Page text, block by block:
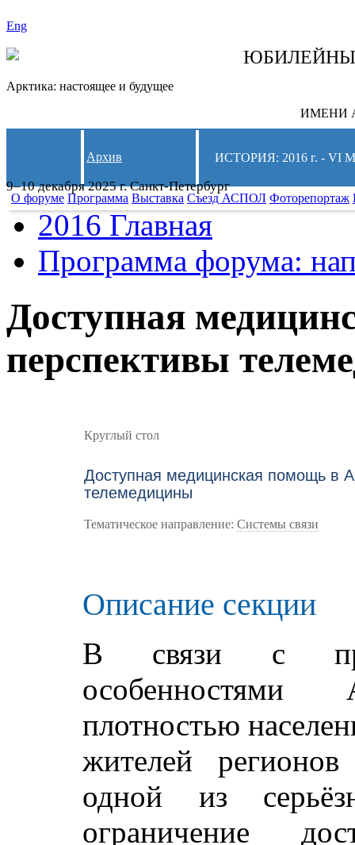
Eng
Арктика: настоящее и будущее
ИМЕНИ
9–10 декабря 2025 г. Санкт-Петербург
Архив ИСТОРИЯ: 2016 г. -
О форуме Программа Выставка Съезд АСПОЛ Фоторепортаж
2016 Главная
Программа форума:
Доступная
перспективы
Круглый стол
Доступная медицинская помощь в
телемедицины
Тематическое направление:Системы связи
Описание секции
В связи с
плотностью
жителей
одной из
ограничение